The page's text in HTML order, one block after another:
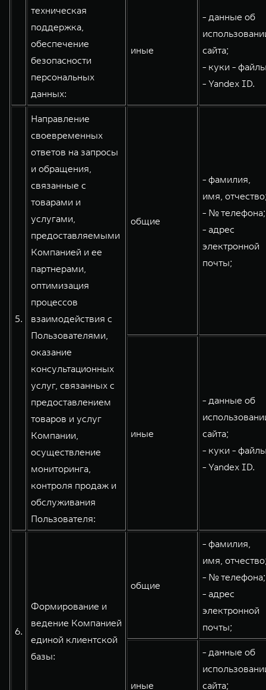
техническая
поддержка,
обеспечение
безопасности
персональных
данных:
иные
- данные об
сайта;
- куки -
- Yandex ID.
5.
Направление
своевременных
ответов на запросы
и обращения,
связанные с
товарами и
услугами,
предоставляемыми
Компанией и ее
партнерами,
оптимизация
процессов
взаимодействия с
Пользователями,
оказание
консультационных
услуг, связанных с
предоставлением
товаров и услуг
Компании,
осуществление
мониторинга,
контроля продаж и
обслуживания
Пользователя:
общие
- фамилия,
имя,
- № телефона;
- адрес
электронной
почты;
иные
- данные об
сайта;
- куки -
- Yandex ID.
6.
Формирование и
ведение Компанией
единой клиентской
базы:
общие
- фамилия,
имя,
- № телефона;
- адрес
электронной
почты;
иные
- данные об
сайта;